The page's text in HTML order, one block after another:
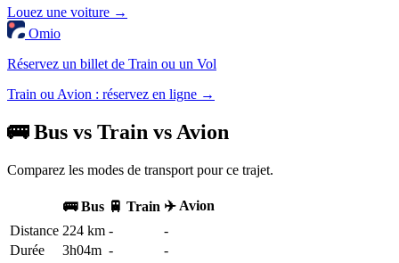
Louez une voiture →
Omio
Réservez un billet de Train ou un Vol
Train ou Avion : réservez en ligne →
🚌 Bus vs Train vs Avion
Comparez les modes de transport pour ce trajet.
🚌 Bus 🚆 Train ✈️ Avion
Distance 224 km -
-
Durée
3h04m -
-